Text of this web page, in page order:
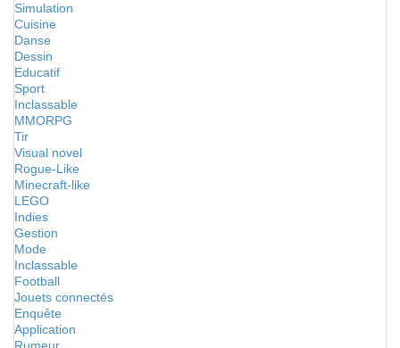
Simulation
Cuisine
Danse
Dessin
Educatif
Sport
Inclassable
MMORPG
Tir
Visual novel
Rogue-Like
Minecraft-like
LEGO
Indies
Gestion
Mode
Inclassable
Football
Jouets connectés
Enquête
Application